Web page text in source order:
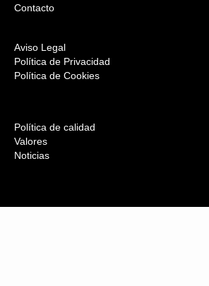
Contacto
Aviso Legal
Política de Privacidad
Política de Cookies
Política de calidad
Valores
Noticias